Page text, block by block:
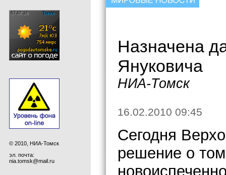
© 2010, НИА-Томск
эл. почта:
nia.tomsk@mail.ru
Назначена
Януковича
НИА-Томск
16.02.2010 09:45
Сегодня
решение о